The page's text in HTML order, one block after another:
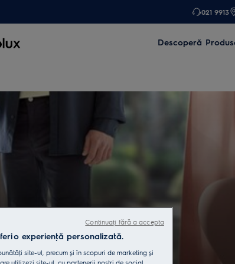
021 9913
Descoperă
o experienţă personalizată.
site-ul, precum și în scopuri de marketing și
Continuați fără a accepta